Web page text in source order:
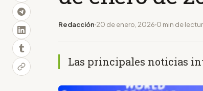
Redacción 20 de enero, 2026 0 min de
Las principales noticias